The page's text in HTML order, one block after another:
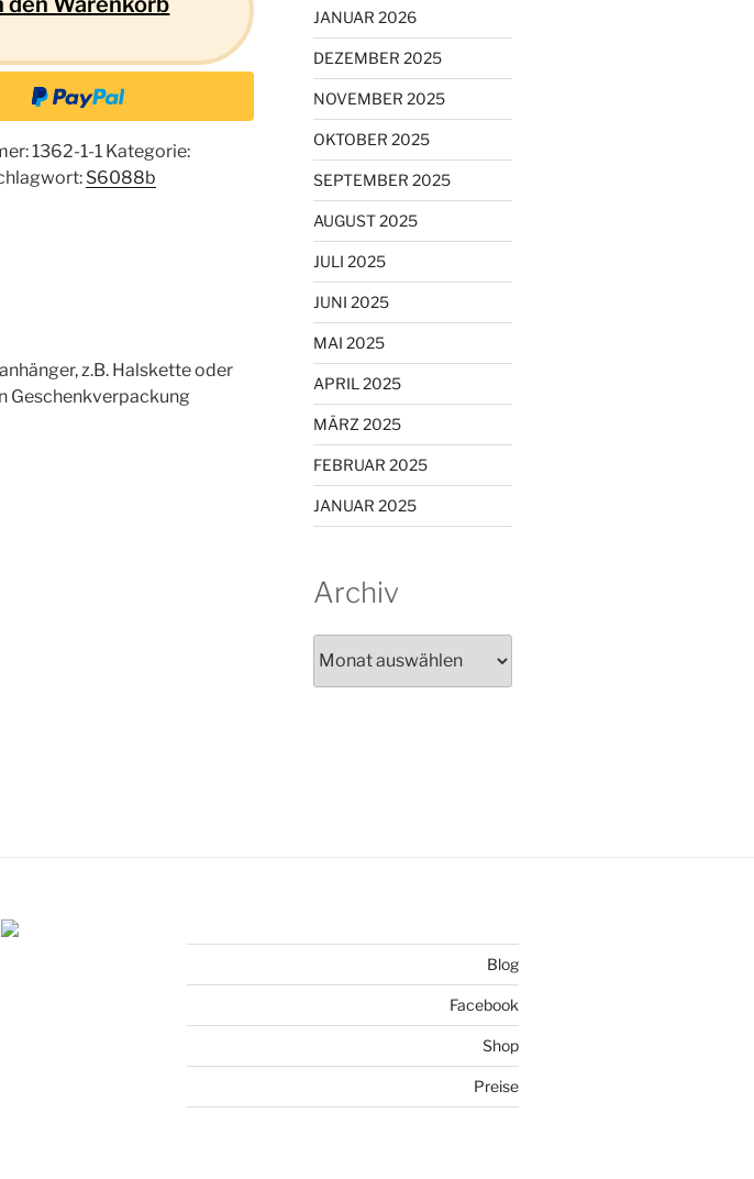
1362-1-1 Kategorie:
S6088b
z.B. Halskette oder
Geschenkverpackung
JANUAR 2026
DEZEMBER 2025
NOVEMBER 2025
OKTOBER 2025
SEPTEMBER 2025
AUGUST 2025
JULI 2025
JUNI 2025
MAI 2025
APRIL 2025
MÄRZ 2025
FEBRUAR 2025
JANUAR 2025
Archiv
Blog
Facebook
Shop
Preise